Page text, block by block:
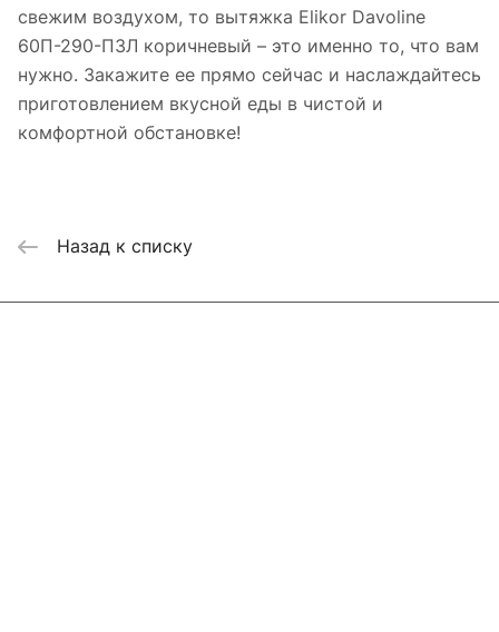
свежим воздухом, то вытяжка Elikor Davoline
60П-290-П3Л коричневый – это именно то, что вам
нужно. Закажите ее прямо сейчас и наслаждайтесь
приготовлением вкусной еды в чистой и
комфортной обстановке!
Назад к списку